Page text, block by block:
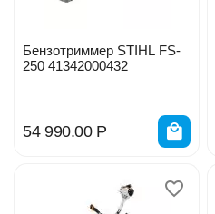
Бензотриммер STIHL FS-
250 41342000432
54 990.00 Р